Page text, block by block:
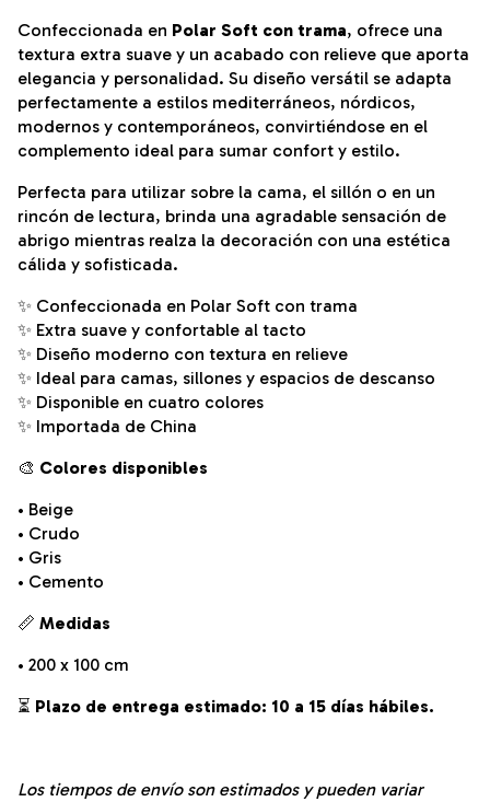
Confeccionada en Polar Soft con trama, ofrece una
textura extra suave y un acabado con relieve que aporta
elegancia y personalidad. Su diseño versátil se adapta
perfectamente a estilos mediterráneos, nórdicos,
modernos y contemporáneos, convirtiéndose en el
complemento ideal para sumar confort y estilo.
Perfecta para utilizar sobre la cama, el sillón o en un
rincón de lectura, brinda una agradable sensación de
abrigo mientras realza la decoración con una estética
cálida y sofisticada.
✨ Confeccionada en Polar Soft con trama
✨ Extra suave y confortable al tacto
✨ Diseño moderno con textura en relieve
✨ Ideal para camas, sillones y espacios de descanso
✨ Disponible en cuatro colores
✨ Importada de China
🎨 Colores disponibles
• Beige
• Crudo
• Gris
• Cemento
📏 Medidas
• 200 x 100 cm
⏳ Plazo de entrega estimado: 10 a 15 días hábiles.
Los tiempos de envío son estimados y pueden variar